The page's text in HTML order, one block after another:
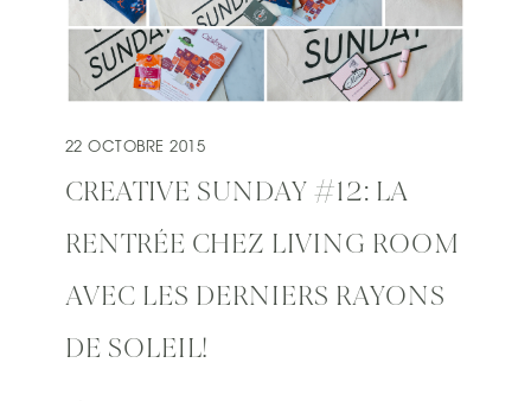
22 OCTOBRE 2015
CREATIVE SUNDAY #12: LA
RENTRÉE CHEZ LIVING ROOM
AVEC LES DERNIERS RAYONS
DE SOLEIL!